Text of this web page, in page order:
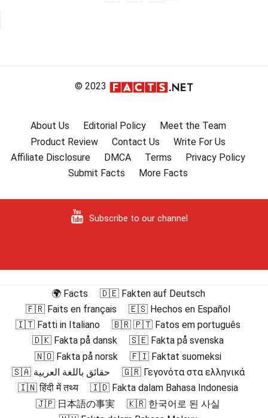
© 2023
About Us Editorial Policy
Meet the Team
Product Review
Contact Us
Write For Us
Affiliate Disclosure
DMCA Terms
Privacy Policy
Submit Facts
More Facts
Subscribe to our channel
🌍 Facts
🇩🇪 Fakten auf Deutsch
🇫🇷 Faits en français
🇪🇸 Hechos en Español
🇮🇹 Fatti in Italiano
🇧🇷 🇵🇹 Fatos em português
🇩🇰 Fakta på dansk
🇸🇪 Fakta på svenska
🇳🇴 Fakta på norsk
🇫🇮 Faktat suomeksi
🇸🇦 حقائق باللغة العربية
🇬🇷 Γεγονότα στα ελληνικά
🇮🇳 हिंदी में तथ्य
🇮🇩 Fakta dalam Bahasa Indonesia
🇯🇵 日本語の事実
🇰🇷 한국어로 된 사실